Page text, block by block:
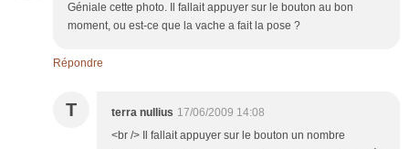
Géniale cette photo. Il fallait appuyer sur le bouton au bon
moment, ou est-ce que la vache a fait la pose ?
Répondre
T terra nullius 17/06/2009 14:08
<br /> Il fallait appuyer sur le bouton un nombre